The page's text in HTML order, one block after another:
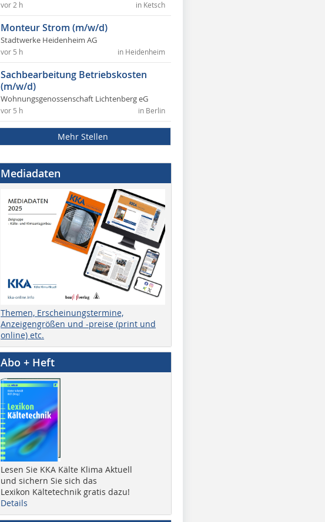
in Ketsch
vor 2 h
Monteur Strom (m/w/d)
Stadtwerke Heidenheim AG
in Heidenheim
vor 5 h
Sachbearbeitung Betriebskosten
(m/w/d)
Wohnungsgenossenschaft Lichtenberg eG
in Berlin
vor 5 h
Mehr Stellen
Mediadaten
Themen, Erscheinungstermine,
Anzeigengrößen und -preise (print und
online) etc.
Abo + Heft
Lesen Sie KKA Kälte Klima Aktuell
und sichern Sie sich das
Lexikon Kältetechnik gratis dazu!
Details